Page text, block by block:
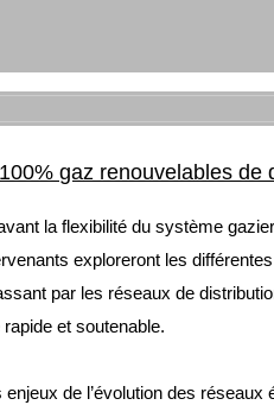
gaz renouvelables
la flexibilité du système
exploreront les
par les réseaux de
et soutenable.
de l’évolution des